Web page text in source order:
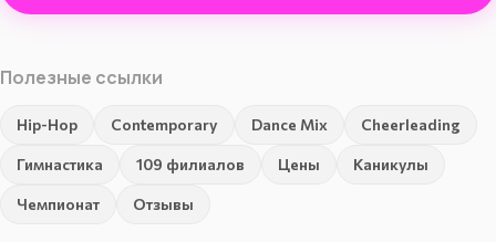
Полезные ссылки
Hip-Hop Contemporary Dance Mix Cheerleading
Гимнастика 109 филиалов Цены Каникулы
Чемпионат Отзывы